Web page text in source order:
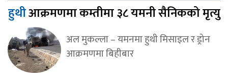
हुथीआक्रमणमा कम्तीमा ३८ यमनी सैनिकको मृत्यु
अल मुकल्ला – यमनमा हुथी मिसाइल र ड्रोन
आक्रमणमा बिहीबार